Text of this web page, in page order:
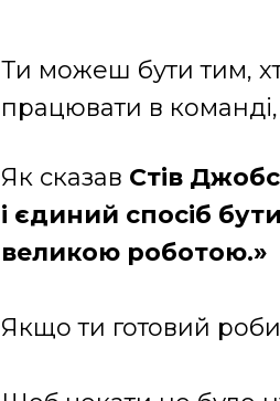
Ти можеш бути тим,
працювати в
Як сказав Стів
і єдиний спосіб
великою роботою.»
Якщо ти готовий